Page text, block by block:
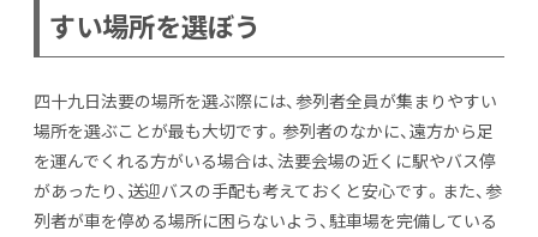
すい場所を選ぼう
四十九日法要の場所を選ぶ際には、参列者全員が集まりやすい
場所を選ぶことが最も大切です。参列者のなかに、遠方から足
を運んでくれる方がいる場合は、法要会場の近くに駅やバス停
があったり、送迎バスの手配も考えておくと安心です。また、参
列者が車を停める場所に困らないよう、駐車場を完備している